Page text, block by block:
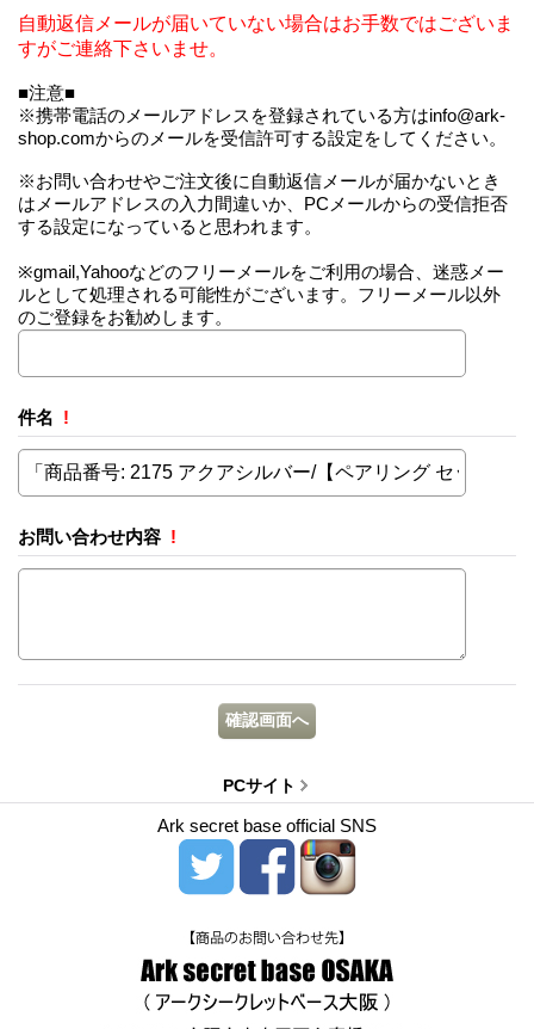
自動返信メールが届いていない場合はお手数ではございま
すがご連絡下さいませ。
■注意■
※携帯電話のメールアドレスを登録されている方はinfo@ark-
shop.comからのメールを受信許可する設定をしてください。
※お問い合わせやご注文後に自動返信メールが届かないとき
はメールアドレスの入力間違いか、PCメールからの受信拒否
する設定になっていると思われます。
※gmail,Yahooなどのフリーメールをご利用の場合、迷惑メー
ルとして処理される可能性がございます。フリーメール以外
のご登録をお勧めします。
件名 !
お問い合わせ内容 !
PCサイト
Ark secret base official SNS